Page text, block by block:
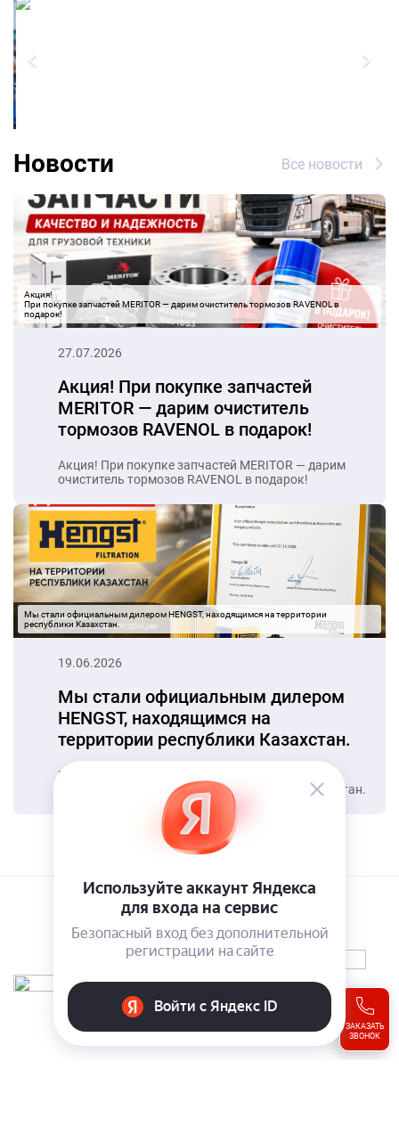
Новости
27.07.2026
Акция! При покупке запчастей
MERITOR — дарим очиститель
тормозов RAVENOL в подарок!
Акция! При покупке запчастей MERITOR — дарим
очиститель тормозов RAVENOL в подарок!
Акция!
подарок!
19.06.2026
Мы стали официальным дилером
HENGST, находящимся на
территории республики Казахстан.
Мы стали официальным дилером HENGST,
находящимся на территории республики Казахстан.
республики Казахстан.
ЗАКАЗАТЬ
ЗВОНОК
© 2019-2026 AIKOS